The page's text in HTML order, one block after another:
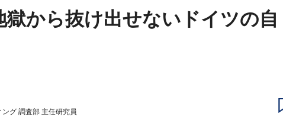
から抜け出せないドイツの自
グ 調査部 主任研究員